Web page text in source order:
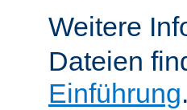
Weitere
Dateien
Einführung.